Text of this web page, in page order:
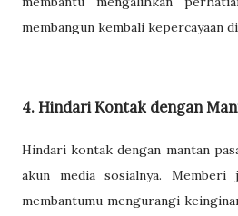
membangun kembali kepercayaan
4. Hindari Kontak dengan
Hindari kontak dengan mantan
akun media sosialnya.
membantumu mengurangi